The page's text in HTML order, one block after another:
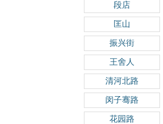
段店
匡山
振兴街
王舍人
清河北路
闵子骞路
花园路